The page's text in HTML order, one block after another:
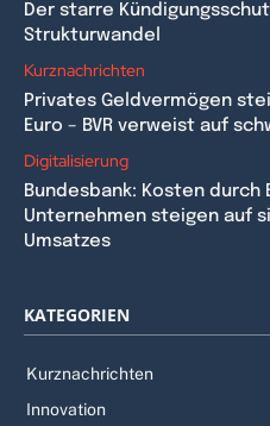
Der starre
Strukturwandel
Kurznachrichten
Privates Geldvermögen
Euro – BVR verweist auf
Digitalisierung
Bundesbank: Kosten durch
Unternehmen steigen auf
Umsatzes
KATEGORIEN
Kurznachrichten
Innovation